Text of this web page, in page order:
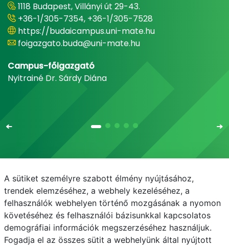
1118 Budapest, Villányi út 29-43.
+36-1/305-7354, +36-1/305-7528
https://budaicampus.uni-mate.hu
foigazgato.buda@uni-mate.hu
Campus-főigazgató
Nyitrainé Dr. Sárdy Diána
Email Telefonkönyv NEPTUN
E-learning
Médiaközpont
Informatikai Igazgatóság
Adatvédelem
A sütiket személyre szabott élmény nyújtásához,
trendek elemzéséhez, a webhely kezeléséhez, a
felhasználók webhelyen történő mozgásának a nyomon
követéséhez és felhasználói bázisunkkal kapcsolatos
demográfiai információk megszerzéséhez használjuk.
Fogadja el az összes sütit a webhelyünk által nyújtott